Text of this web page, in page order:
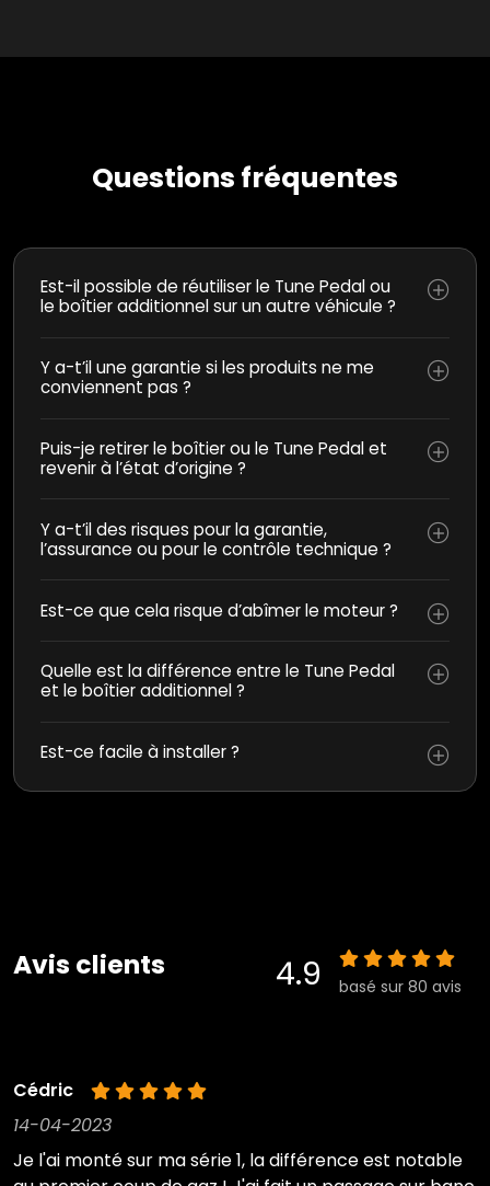
Questions fréquentes
Est-il possible de réutiliser le Tune Pedal ou
le boîtier additionnel sur un autre véhicule ?
Y a-t’il une garantie si les produits ne me
conviennent pas ?
Puis-je retirer le boîtier ou le Tune Pedal et
revenir à l’état d’origine ?
Y a-t’il des risques pour la garantie,
l’assurance ou pour le contrôle technique ?
Est-ce que cela risque d’abîmer le moteur ?
Quelle est la différence entre le Tune Pedal
et le boîtier additionnel ?
Est-ce facile à installer ?
Avis clients 4.9 basé sur 80 avis
Cédric
14-04-2023
Je l'ai monté sur ma série 1, la différence est notable